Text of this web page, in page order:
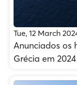
Tue, 12 March
Anunciados os
Grécia em 2024